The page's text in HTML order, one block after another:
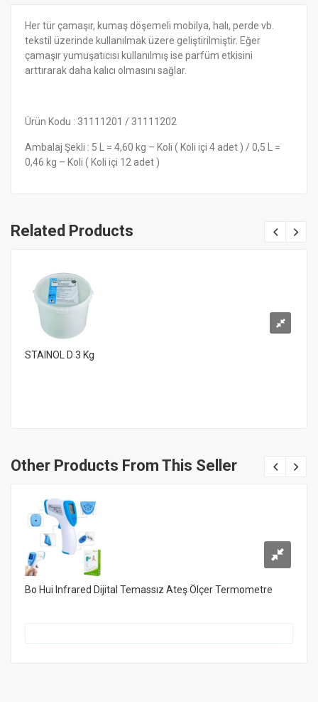
Her tür çamaşır, kumaş döşemeli mobilya, halı, perde vb.
tekstil üzerinde kullanılmak üzere geliştirilmiştir. Eğer
çamaşır yumuşatıcısı kullanılmış ise parfüm etkisini
arttırarak daha kalıcı olmasını sağlar.
Ürün Kodu : 31111201 / 31111202
Ambalaj Şekli : 5 L = 4,60 kg – Koli ( Koli içi 4 adet ) / 0,5 L =
0,46 kg – Koli ( Koli içi 12 adet )
Related Products
STAINOL D 3 Kg
Other Products From This Seller
Bo Hui Infrared Dijital Temassız Ateş Ölçer Termometre